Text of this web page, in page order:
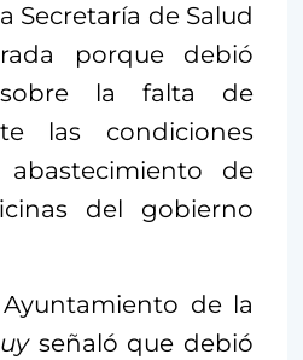
Secretaría de Salud
porque debió
sobre la falta de
las condiciones
de
del gobierno
de la
señaló que debió